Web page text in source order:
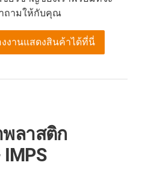
ถามให้กับคุณ
งานแสดงสินค้าได้ที่นี่
ลาสติก